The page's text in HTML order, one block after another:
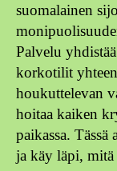
suomalainen
Palvelu
korkotilit
houkuttelevan
hoitaa kaiken
paikassa.
ja käy läpi,